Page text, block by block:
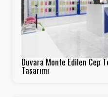
Duvara Monte Edilen Cep
Tasarımı